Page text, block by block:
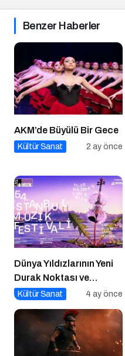
Benzer Haberler
AKM’de Büyülü Bir Gece
Kültür Sanat 2 ay önce
Dünya Yıldızlarının Yeni
Durak Noktası ve
Küresel Müzik Sahnesi
Kültür Sanat 4 ay önce